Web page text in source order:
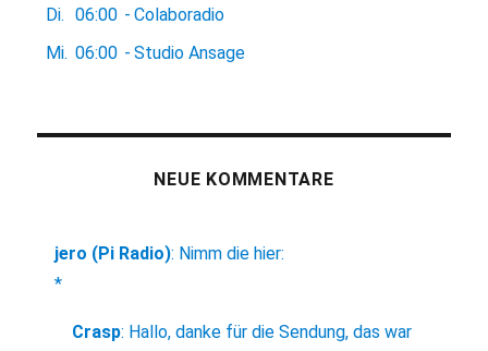
Di.
06:00 - Colaboradio
Mi. 06:00 - Studio Ansage
NEUE KOMMENTARE
jero (Pi Radio): Nimm die hier:
*
Crasp: Hallo, danke für die Sendung, das war